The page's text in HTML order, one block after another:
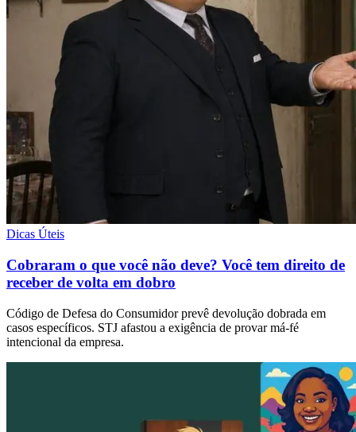
Dicas Úteis
Cobraram o que você não deve? Você tem direito de
receber de volta em dobro
Código de Defesa do Consumidor prevê devolução dobrada em
casos específicos. STJ afastou a exigência de provar má-fé
intencional da empresa.